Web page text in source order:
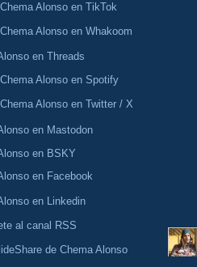
Alonso en TikTok
Alonso en Whakoom
en Threads
Alonso en Spotify
Alonso en Twitter / X
en Mastodon
en BSKY
en Facebook
en Linkedin
al canal RSS
de Chema Alonso